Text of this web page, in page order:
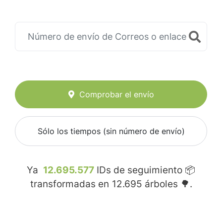
Comprobar el envío
Sólo los tiempos (sin número de envío)
Ya 12.695.577 IDs de seguimiento 📦
transformadas en 12.695 árboles 🌳.